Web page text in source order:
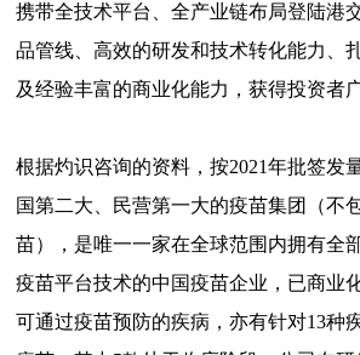
携带全技术平台、全产业链布局登陆港
品管线、高效的研发和技术转化能力、
及经验丰富的商业化能力，获得投资者
根据灼识咨询的资料，按2021年批签发
国第二大、民营第一大的疫苗集团（不
苗），是唯一一家在全球范围内拥有全
疫苗平台技术的中国疫苗企业，已商业
可通过疫苗预防的疾病，亦有针对13种